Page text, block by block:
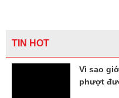
TIN HOT
Vì sao
phượt